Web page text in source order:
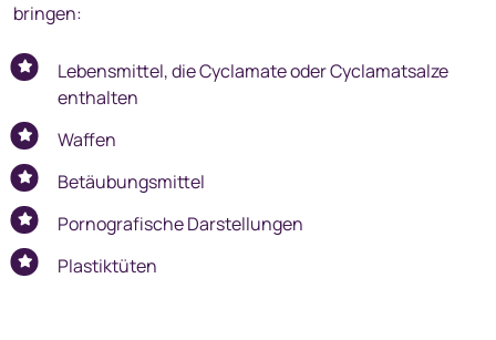
bringen:
Lebensmittel, die Cyclamate oder Cyclamatsalze
enthalten
Waffen
Betäubungsmittel
Pornografische Darstellungen
Plastiktüten